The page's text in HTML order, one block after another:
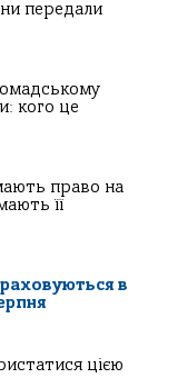
передали
кого це
право на
її
в
цією